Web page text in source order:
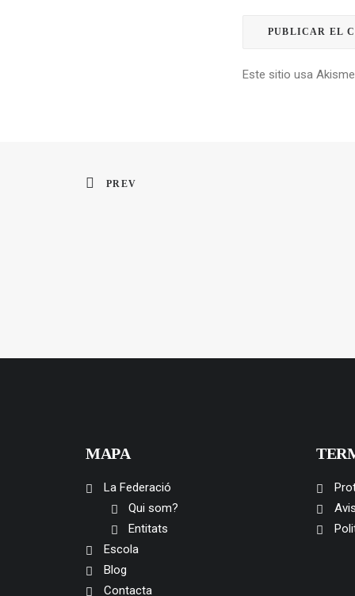
Este sitio usa
PREV
MAPA
La Federació
Qui som?
Entitats
Escola
Blog
Contacta